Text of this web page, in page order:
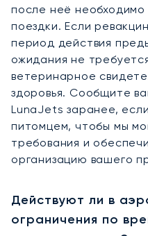
после неё необходимо
поездки. Если
период действия
ожидания не
ветеринарное
здоровья. Сообщите
LunaJets заранее,
питомцем, чтобы мы
требования и
организацию вашего
Действуют ли в
ограничения по